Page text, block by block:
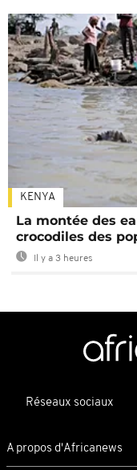
KENYA
La montée des
crocodiles des
Il y a 3 heures
Réseaux sociaux
A propos d'Africanews